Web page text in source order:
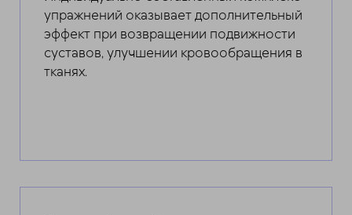
упражнений оказывает дополнительный
эффект при возвращении подвижности
суставов, улучшении кровообращения в
тканях.